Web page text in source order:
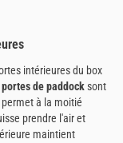
intérieures du box
portes de paddocksont
à la moitié
prendre l'air et
maintient